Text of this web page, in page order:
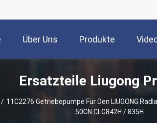
Über Uns Produkte
Ersatzteile Liugong
/ 11C2276 Getriebepumpe Für Den LIUGONG
50CN CLG842H / 835H